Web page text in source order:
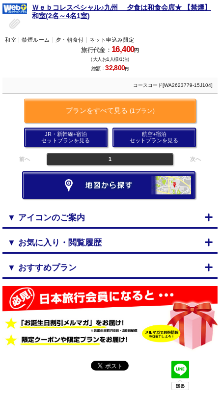
Ｗｅｂコレスペシャル♪九州 夕食は和食会席★ 【禁煙】
和室(2名～4名1室)
和室 禁煙ルーム 夕・朝食付 ネット申込み限定
旅行代金： 16,400円
（大人お1人様/1泊）
総額：32,800円
コースコード[WA2623779-15J104]
プランをすべて見る (1プラン)
JR・新幹線+宿泊
セットプランを見る
航空+宿泊
セットプランを見る
前へ 1 次へ
▼ アイコンのご案内
▼ お気に入り・閲覧履歴
▼ おすすめプラン